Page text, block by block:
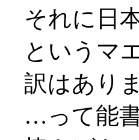
それに日
というマ
訳はあり
…って能